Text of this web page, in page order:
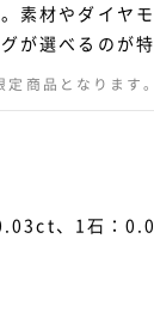
素材やダイヤ
が選べるのが特
商品となります。
、1石：